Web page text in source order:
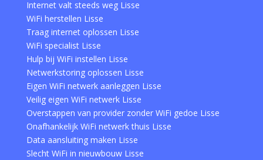
Internet valt steeds weg Lisse
WiFi herstellen Lisse
Traag internet oplossen Lisse
WiFi specialist Lisse
Hulp bij WiFi instellen Lisse
Netwerkstoring oplossen Lisse
Eigen WiFi netwerk aanleggen Lisse
Veilig eigen WiFi netwerk Lisse
Overstappen van provider zonder WiFi gedoe Lisse
Onafhankelijk WiFi netwerk thuis Lisse
Data aansluiting maken Lisse
Slecht WiFi in nieuwbouw Lisse